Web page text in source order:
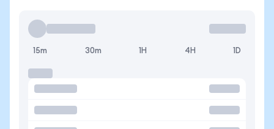
15m 30m 1H 4H 1D